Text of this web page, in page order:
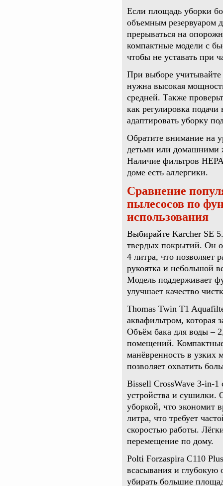
Если площадь уборки
объемным резервуаром
прерываться на
компактные модели с
чтобы не уставать при
При выборе
нужна высокая
средней. Также
как регулировка
адаптировать уборку
Обратите внимание на
детьми или домашними
Наличие фильтров
доме есть аллергики.
Сравнение
пылесосов по
использования
Выбирайте Karcher SE
твердых покрытий. Он
4 литра, что позволяет
рукоятка и небольшой
Модель поддерживает
улучшает качество
Thomas Twin T1
аквафильтром, которая
Объём бака для воды –
помещений.
манёвренность в
позволяет охватить
Bissell CrossWave 3-in-
устройства и сушилки.
уборкой, что экономит
литра, что требует
скоростью работы.
перемещение по дому.
Polti Forzaspira C110
всасывания и глубокую
убирать большие